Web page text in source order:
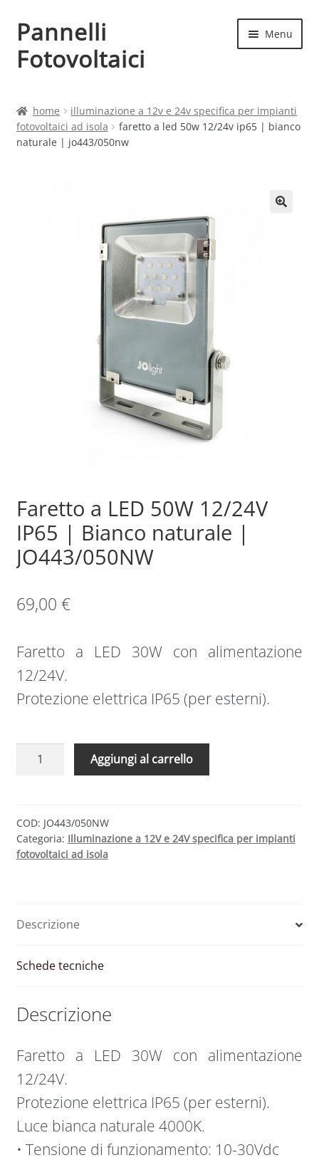
Vai
alla
navigazione
Vai
al
contenuto
Pannelli
Fotovoltaici
Menu
Cart
home
illuminazione a 12v e 24v specifica per impianti
fotovoltaici ad isola
faretto a led 50w 12/24v ip65 | bianco
naturale | jo443/050nw
Faretto a LED 50W 12/24V
IP65 | Bianco naturale |
JO443/050NW
69,00 €
Faretto a LED 30W con alimentazione
12/24V.
Protezione elettrica IP65 (per esterni).
Faretto
12/24V
IP65
|
JO443/050NW
Aggiungi al carrello
COD: JO443/050NW
Categoria: Illuminazione a 12V e 24V specifica per impianti
fotovoltaici ad isola
Descrizione
Schede tecniche
Descrizione
Faretto a LED 30W con alimentazione
12/24V.
Protezione elettrica IP65 (per esterni).
Luce bianca naturale 4000K.
• Tensione di funzionamento: 10-30Vdc